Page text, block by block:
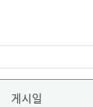
게시일